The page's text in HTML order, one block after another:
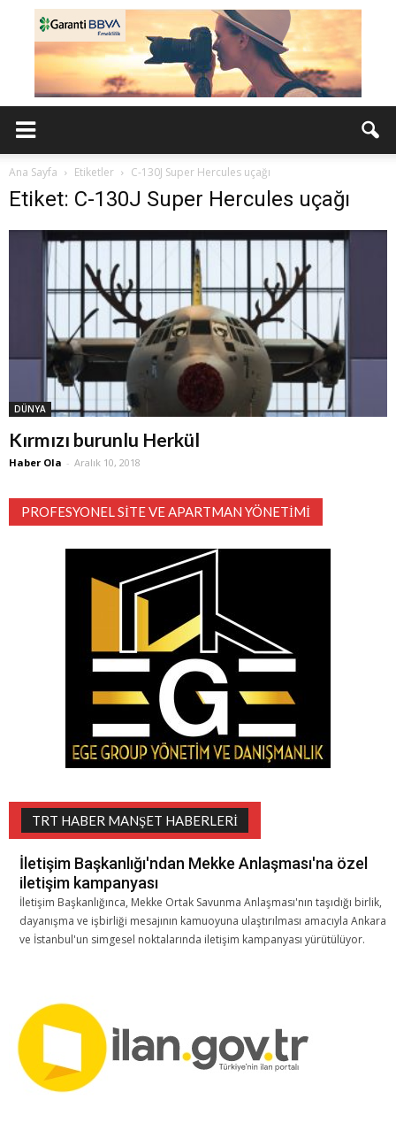
Ana Sayfa Etiketler C-130J Super Hercules uçağı
Etiket: C-130J Super Hercules uçağı
DÜNYA
Kırmızı burunlu Herkül
Haber Ola - Aralık 10, 2018
PROFESYONEL SITE VE APARTMAN YÖNETIMI
TRT HABER MANŞET HABERLERI
İletişim Başkanlığı'ndan Mekke Anlaşması'na özel
iletişim kampanyası
İletişim Başkanlığınca, Mekke Ortak Savunma Anlaşması'nın taşıdığı birlik,
dayanışma ve işbirliği mesajının kamuoyuna ulaştırılması amacıyla Ankara
ve İstanbul'un simgesel noktalarında iletişim kampanyası yürütülüyor.